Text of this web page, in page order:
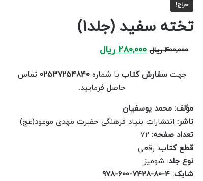
حراج!
تخته سفید (جلد۱)
400,000 ریال Original
was:
400,000 ریال.
280,000 ریالCurrent
is:
280,000 ریال.
جهت سفارش کتاببا شماره 02537254840تماس
حاصل فرمایید.
مؤلف: محمد يوسفيان
ناشر:انتشارات بنیاد فرهنگی حضرت مهدی موعود(عج)
تعداد صفحه:72
قطع کتاب:رقعی
نوع جلد: شومیز
شابک: 4-80-7428-600-978